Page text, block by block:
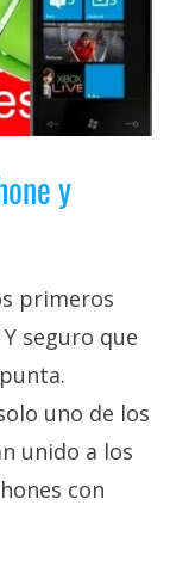
y
primeros
seguro que
uno de los
unido a los
con